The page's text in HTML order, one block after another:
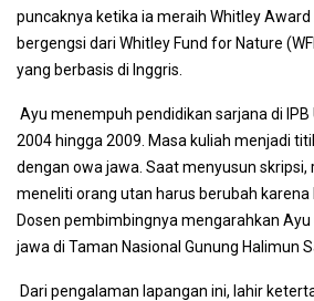
puncaknya ketika ia meraih Whitley
bergengsi dari Whitley Fund for Nature
yang berbasis di Inggris.
Ayu menempuh pendidikan sarjana di
2004 hingga 2009. Masa kuliah menjadi
dengan owa jawa. Saat menyusun skripsi,
meneliti orang utan harus berubah karena
Dosen pembimbingnya mengarahkan
jawa di Taman Nasional Gunung Halimun
Dari pengalaman lapangan ini, lahir